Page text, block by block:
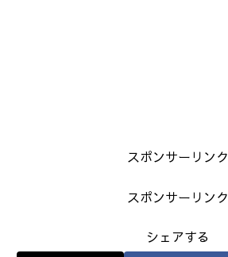
スポンサーリンク
スポンサーリンク
シェアする